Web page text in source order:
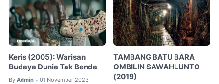
Keris (2005): Warisan
Budaya Dunia Tak Benda
By Admin • 01 November 2023
TAMBANG BATU BARA
OMBILIN SAWAHLUNTO
(2019)